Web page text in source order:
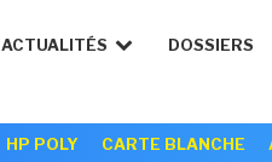
ACTUALITÉS DOSSIERS
HP POLY CARTE BLANCHE